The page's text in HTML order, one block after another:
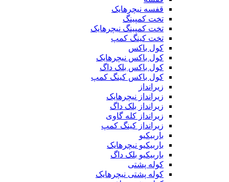
قفسه نیچرهایک
تخت کمپینگ
تخت کمپینگ نیچرهایک
تخت کینگ کمپ
کول باکس
کول باکس نیچرهایک
کول باکس بلک داگ
کول باکس کینگ کمپ
زیرانداز
زیرانداز نیچرهایک
زیرانداز بلک داگ
زیرانداز کله گاوی
زیرانداز کینگ کمپ
باربیکیو
باربیکیو نیچرهایک
باربیکیو بلک داگ
کوله پشتی
کوله پشتی نیچرهایک